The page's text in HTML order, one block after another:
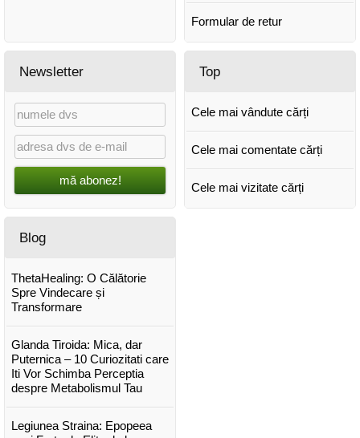
Formular de retur
Newsletter
mă abonez!
Top
Cele mai vândute cărți
Cele mai comentate cărți
Cele mai vizitate cărți
Blog
ThetaHealing: O Călătorie
Spre Vindecare și
Transformare
Glanda Tiroida: Mica, dar
Puternica – 10 Curiozitati care
Iti Vor Schimba Perceptia
despre Metabolismul Tau
Legiunea Straina: Epopeea